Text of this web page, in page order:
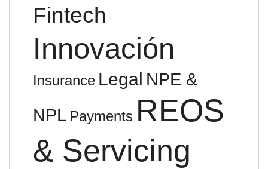
Fintech
Innovación
Insurance Legal NPE &
NPL Payments REOS
& Servicing